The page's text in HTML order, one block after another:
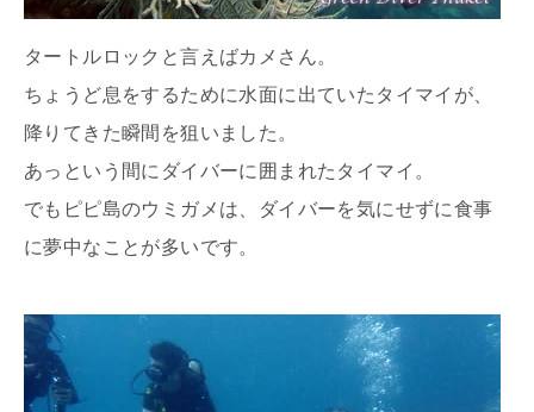
タートルロックと言えばカメさん。
ちょうど息をするために水面に出ていたタイマイが、
降りてきた瞬間を狙いました。
あっという間にダイバーに囲まれたタイマイ。
でもピピ島のウミガメは、ダイバーを気にせずに食事
に夢中なことが多いです。